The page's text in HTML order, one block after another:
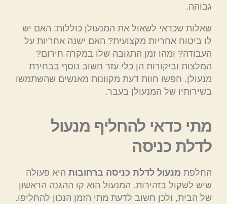
גבוהה.
שאלות שכדאי לשאול את המנעולן כוללות: האם יש
לו ביטוח אחריות מקצועית? האם ישנה אחריות על
העבודה? ומהו זמן התגובה שלו במקרה חירום?
המלצות וביקורות הן כלי עזר חשוב נוסף בבחירת
מנעולן. חפשו חוות דעת מקוונות מאנשים שהשתמשו
בשירותיו של המנעולן בעבר.
מתי כדאי להחליף מנעול
לדלת כניסה
החלפת מנעול לדלת כניסה ברחובות היא פעולה
שיש לשקול בזהירות. המנעול הוא קו ההגנה הראשון
של הבית, ולכן חשוב לדעת מתי הזמן הנכון להחליפו.